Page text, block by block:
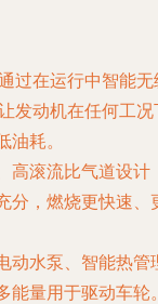
通过在运行中智能无
发动机在任何工况
耗。
高滚流比气道设计
分，燃烧更快速、
动水泵、智能热管
能量用于驱动车轮